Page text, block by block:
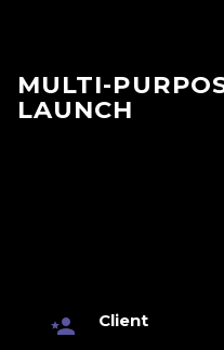
MULTI-
LAUNCH
 Client